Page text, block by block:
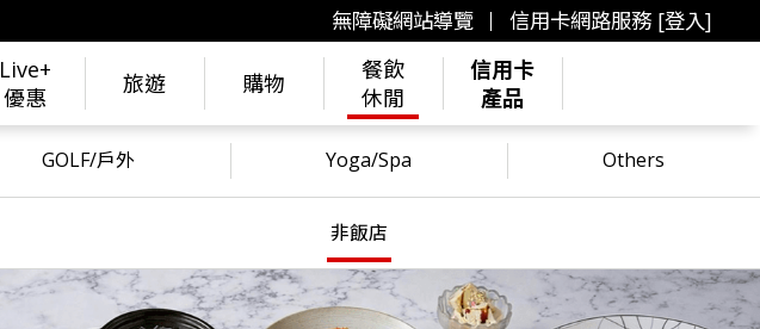
無障礙網站導覽
信用卡網路服務 [登入]
Live+
優惠
旅遊 購物
餐飲
休閒
信用卡
產品
非飯店
GOLF/戶外 Yoga/Spa Others